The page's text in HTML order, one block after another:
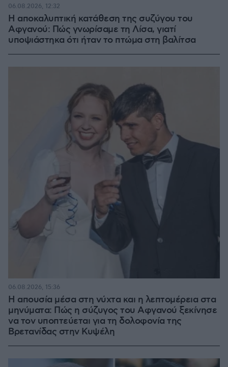
Η αποκαλυπτική κατάθεση της συζύγου του
Αφγανού: Πώς γνωρίσαμε τη Λίσα, γιατί
υποψιάστηκα ότι ήταν το πτώμα στη βαλίτσα
06.08.2026, 12:32
Η απουσία μέσα στη νύχτα και η λεπτομέρεια στα
μηνύματα: Πώς η σύζυγος του Αφγανού ξεκίνησε
να τον υποπτεύεται για τη δολοφονία της
Βρετανίδας στην Κυψέλη
06.08.2026, 15:36